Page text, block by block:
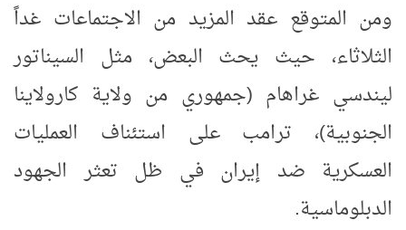
ومن المتوقع عقد المزيد من الاجتماعات غداً
الثلاثاء، حيث يحث البعض، مثل السيناتور
ليندسي غراهام (جمهوري من ولاية كارولاينا
الجنوبية)، ترامب على استئناف العمليات
العسكرية ضد إيران في ظل تعثر الجهود
الدبلوماسية.